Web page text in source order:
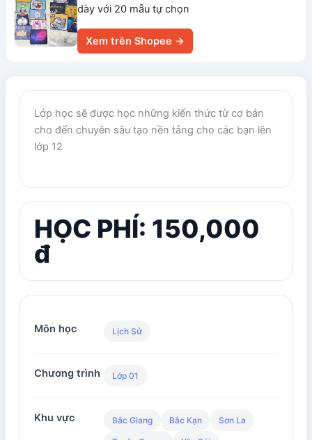
dày với 20 mẫu tự chọn
Xem trên Shopee →
Lớp học sẽ được học những kiến thức từ cơ bản
cho đến chuyên sâu tạo nền tảng cho các bạn lên
lớp 12
HỌC PHÍ: 150,000
đ
Môn học Lịch Sử
Chương trình Lớp 01
Khu vực Bắc Giang Bắc Kạn Sơn La